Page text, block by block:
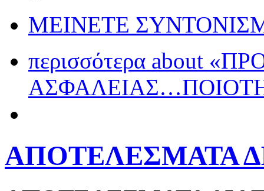
ΜΕΙΝΕΤΕ
περισσότερα about
ΑΠΟΤΕΛΕΣΜΑΤΑ